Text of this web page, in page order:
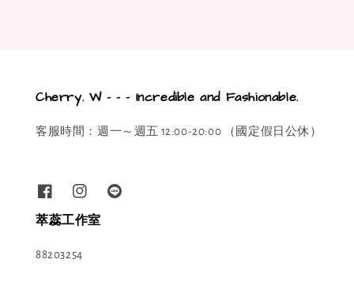
Cherry. W - - - Incredible and Fashionable.
客服時間：週一～週五 12:00-20:00 （國定假日公休）
萃蕊工作室
88203254